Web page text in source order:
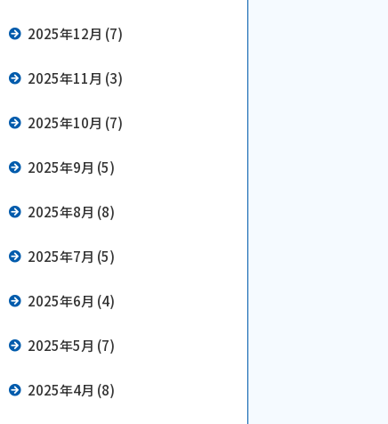
2025年12月 (7)
2025年11月 (3)
2025年10月 (7)
2025年9月 (5)
2025年8月 (8)
2025年7月 (5)
2025年6月 (4)
2025年5月 (7)
2025年4月 (8)